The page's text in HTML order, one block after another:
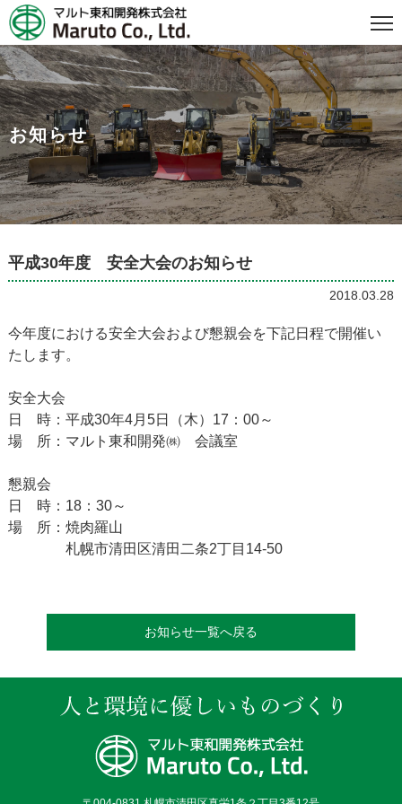
お知らせ
平成30年度 安全大会のお知らせ
2018.03.28
今年度における安全大会および懇親会を下記日程で開催い
たします。
安全大会
日 時：平成30年4月5日（木）17：00～
場 所：マルト東和開発㈱ 会議室
懇親会
日 時：18：30～
場 所：焼肉羅山
札幌市清田区清田二条2丁目14-50
お知らせ一覧へ戻る